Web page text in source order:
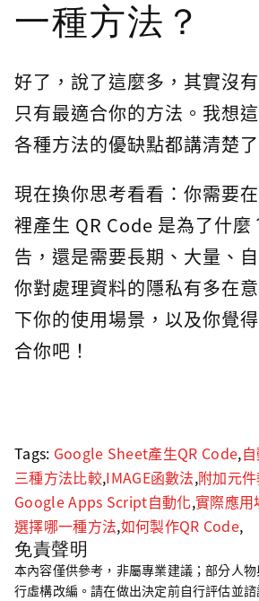
一種方法？
好了，說了這麼多，其實沒
只有最適合你的方法。我想
各種方法的優缺點都講清楚了
現在換你思考看看：你需要
裡產生 QR Code 是為了什
告，還是需要長期、大量、
你對處理資料的隱私有多在
下你的使用場景，以及你覺
合你吧！
Tags: Google Sheet產生QR Code,
三種方法比較,IMAGE函數法,附加元
Google Apps Script自動化,實際應用
選擇哪一種方法,如何製作QR Code,
免責聲明
本內容僅供參考，非屬專業建議；部分人
行虛構改編。請在做出決定前自行評估並